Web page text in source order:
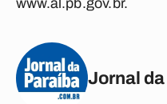
www.al.pb.gov.br.
Jornal